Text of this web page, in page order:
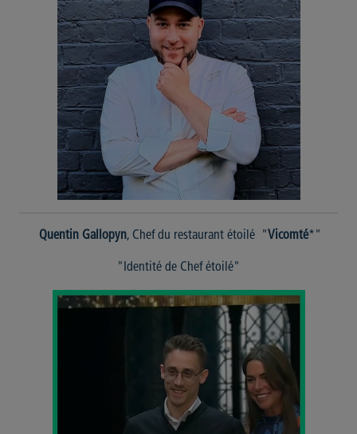
Quentin Gallopyn, Chef du restaurant étoilé "Vicomté*"
"Identité de Chef étoilé"